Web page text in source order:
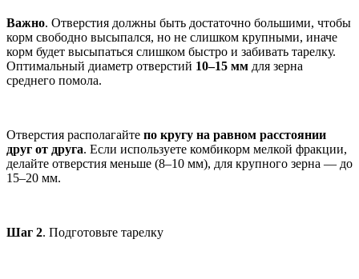
Важно. Отверстия должны быть достаточно большими, чтобы
корм свободно высыпался, но не слишком крупными, иначе
корм будет высыпаться слишком быстро и забивать тарелку.
Оптимальный диаметр отверстий 10–15 мм для зерна
среднего помола.
Отверстия располагайте по кругу на равном расстоянии
друг от друга. Если используете комбикорм мелкой фракции,
делайте отверстия меньше (8–10 мм), для крупного зерна — до
15–20 мм.
Шаг 2. Подготовьте тарелку